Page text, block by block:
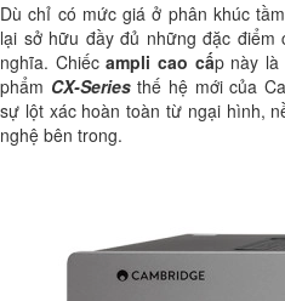
Dù chỉ có mức giá ở phân khúc
lại sở hữu đầy đủ những đặc
nghĩa. Chiếcampli cao cấp này là
phẩm CX-Seriesthế hệ mới của
sự lột xác hoàn toàn từ ngại hình,
nghệ bên trong.